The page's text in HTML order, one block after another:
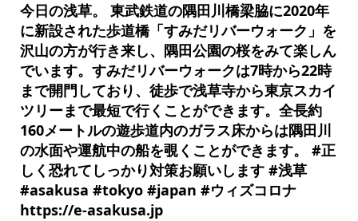
今日の浅草。 東武鉄道の隅田川橋梁脇に2020年
に新設された歩道橋「すみだリバーウォーク」を
沢山の方が行き来し、隅田公園の桜をみて楽しん
でいます。すみだリバーウォークは7時から22時
まで開門しており、徒歩で浅草寺から東京スカイ
ツリーまで最短で行くことができます。全長約
160メートルの遊歩道内のガラス床からは隅田川
の水面や運航中の船を覗くことができます。 #正
しく恐れてしっかり対策お願いします #浅草
#asakusa #tokyo #japan #ウィズコロナ
https://e-asakusa.jp